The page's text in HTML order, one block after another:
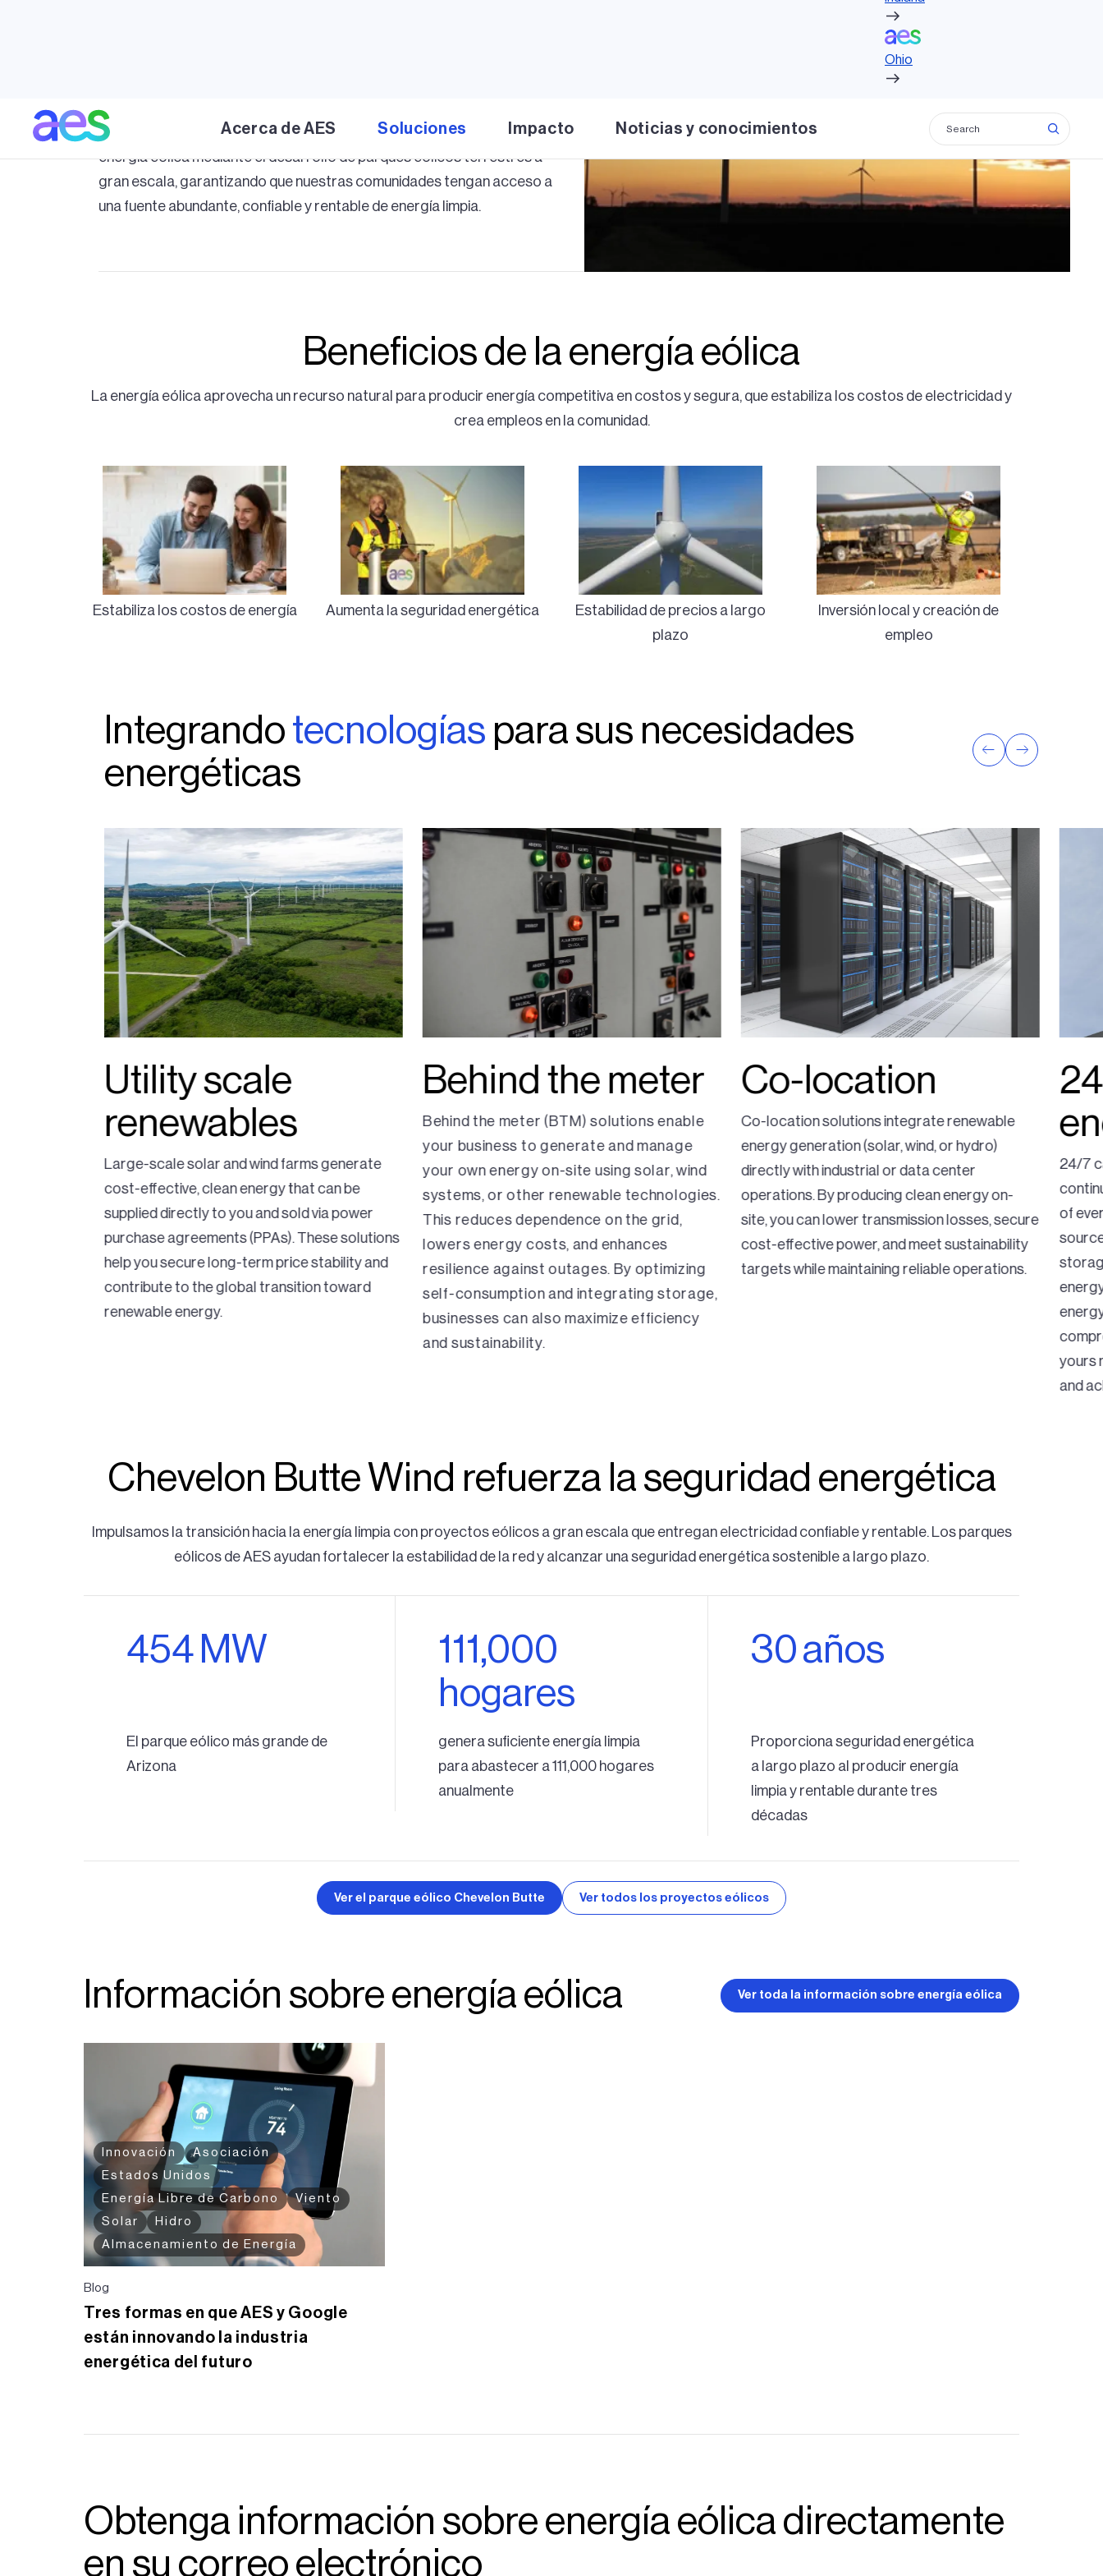
Ohio
Acerca de AES Soluciones Impacto Noticias y conocimientos
promueven un uso altamente eficiente del suelo y generan ingresos
adicionales para los propietarios. En AES, maximizamos el valor de la
energía eólica mediante el desarrollo de parques eólicos terrestres a
gran escala, garantizando que nuestras comunidades tengan acceso a
una fuente abundante, confiable y rentable de energía limpia.
Beneficios de la energía eólica
La energía eólica aprovecha un recurso natural para producir energía competitiva en costos y segura, que estabiliza los costos de electricidad y
crea empleos en la comunidad.
Estabiliza los costos de energía Aumenta la seguridad energética
Estabilidad de precios a largo
plazo
Inversión local y creación de
empleo
Integrando tecnologías para sus necesidades
energéticas
Utility scale
renewables
Large-scale solar and wind farms generate
cost-effective, clean energy that can be
supplied directly to you and sold via power
purchase agreements (PPAs). These solutions
help you secure long-term price stability and
contribute to the global transition toward
renewable energy.
Behind the meter
Behind the meter (BTM) solutions enable
your business to generate and manage
your own energy on-site using solar, wind
systems, or other renewable technologies.
This reduces dependence on the grid,
lowers energy costs, and enhances
resilience against outages. By optimizing
self-consumption and integrating storage,
businesses can also maximize efficiency
and sustainability.
Co-location
Co-location solutions integrate renewable
energy generation (solar, wind, or hydro)
directly with industrial or data center
operations. By producing clean energy on-
site, you can lower transmission losses, secure
cost-effective power, and meet sustainability
targets while maintaining reliable operations.
24/7
of
yours
and
Chevelon Butte Wind refuerza la seguridad energética
Impulsamos la transición hacia la energía limpia con proyectos eólicos a gran escala que entregan electricidad confiable y rentable. Los parques
eólicos de AES ayudan fortalecer la estabilidad de la red y alcanzar una seguridad energética sostenible a largo plazo.
454 MW
El parque eólico más grande de
Arizona
111,000
hogares
genera suficiente energía limpia
para abastecer a 111,000 hogares
anualmente
30años
Proporciona seguridad energética
a largo plazo al producir energía
limpia y rentable durante tres
décadas
Ver el parque eólico Chevelon Butte Ver todos los proyectos eólicos
Información sobre energía eólica Ver toda la información sobre energía eólica
Innovación
Asociación
Estados Unidos
Energía Libre de Carbono
Viento
Solar
Hidro
Almacenamiento de Energía
Blog
Tres formas en que AES y Google
están innovando la industria
energética del futuro
Obtenga información sobre energía eólica directamente
en su correo electrónico
Ohio